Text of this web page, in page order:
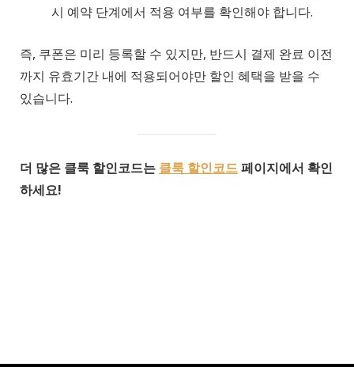
시 예약 단계에서 적용 여부를 확인해야 합니다.
즉, 쿠폰은 미리 등록할 수 있지만, 반드시 결제 완료 이전
까지 유효기간 내에 적용되어야만 할인 혜택을 받을 수
있습니다.
더 많은 클룩 할인코드는 클룩 할인코드페이지에서 확인
하세요!